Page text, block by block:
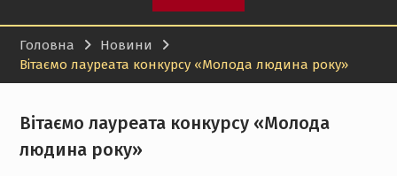
Головна
Новини
Вітаємо лауреата конкурсу «Молода людина року»
Вітаємо лауреата конкурсу «Молода
людина року»